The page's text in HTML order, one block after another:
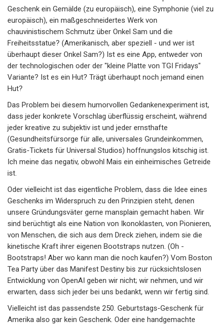
Geschenk ein Gemälde (zu europäisch), eine Symphonie (viel zu
europäisch), ein maßgeschneidertes Werk von
chauvinistischem Schmutz über Onkel Sam und die
Freiheitsstatue? (Amerikanisch, aber speziell - und wer ist
überhaupt dieser Onkel Sam?) Ist es eine App, entweder von
der technologischen oder der "kleine Platte von TGI Fridays"
Variante? Ist es ein Hut? Trägt überhaupt noch jemand einen
Hut?
Das Problem bei diesem humorvollen Gedankenexperiment ist,
dass jeder konkrete Vorschlag überflüssig erscheint, während
jeder kreative zu subjektiv ist und jeder ernsthafte
(Gesundheitsfürsorge für alle, universales Grundeinkommen,
Gratis-Tickets für Universal Studios) hoffnungslos kitschig ist.
Ich meine das negativ, obwohl Mais ein einheimisches Getreide
ist.
Oder vielleicht ist das eigentliche Problem, dass die Idee eines
Geschenks im Widerspruch zu den Prinzipien steht, denen
unsere Gründungsväter gerne mansplain gemacht haben. Wir
sind berüchtigt als eine Nation von Ikonoklasten, von Pionieren,
von Menschen, die sich aus dem Dreck ziehen, indem sie die
kinetische Kraft ihrer eigenen Bootstraps nutzen. (Oh -
Bootstraps! Aber wo kann man die noch kaufen?) Vom Boston
Tea Party über das Manifest Destiny bis zur rücksichtslosen
Entwicklung von OpenAI geben wir nicht; wir nehmen, und wir
erwarten, dass sich jeder bei uns bedankt, wenn wir fertig sind.
Vielleicht ist das passendste 250. Geburtstags-Geschenk für
Amerika also gar kein Geschenk. Oder eine handgemachte